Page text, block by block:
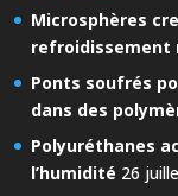
Microsphères
Ponts soufrés
dans des
Polyuréthanes
l’humidité 26